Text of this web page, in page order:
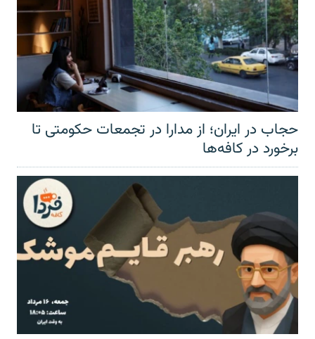
حجاب در ایران؛ از مدارا در تجمعات حکومتی تا
برخورد در کافه‌ها